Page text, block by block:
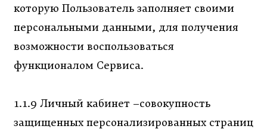
которую Пользователь заполняет своими
персональными данными, для получения
возможности воспользоваться
функционалом Сервиса.
1.1.9 Личный кабинет –совокупность
защищенных персонализированных страниц